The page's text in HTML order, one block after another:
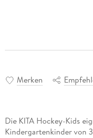
Merken
Die KITA Hockey-Kids
Kindergartenkinder von